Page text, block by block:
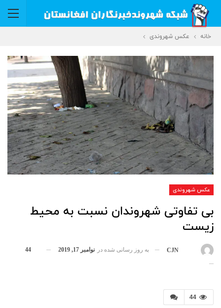
خانه عکس شهروندی
عکس شهروندی
بی تفاوتی شهروندان نسبت به محیط
زیست
CJN به روز رسانی شده در نوامبر 17, 2019 44
44